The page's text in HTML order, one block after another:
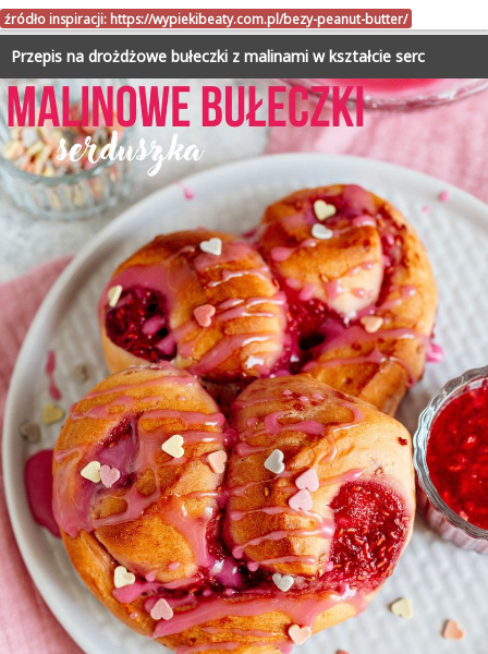
źródło inspiracji: https://wypiekibeaty.com.pl/bezy-peanut-butter/
Przepis na drożdżowe bułeczki z malinami w kształcie serc